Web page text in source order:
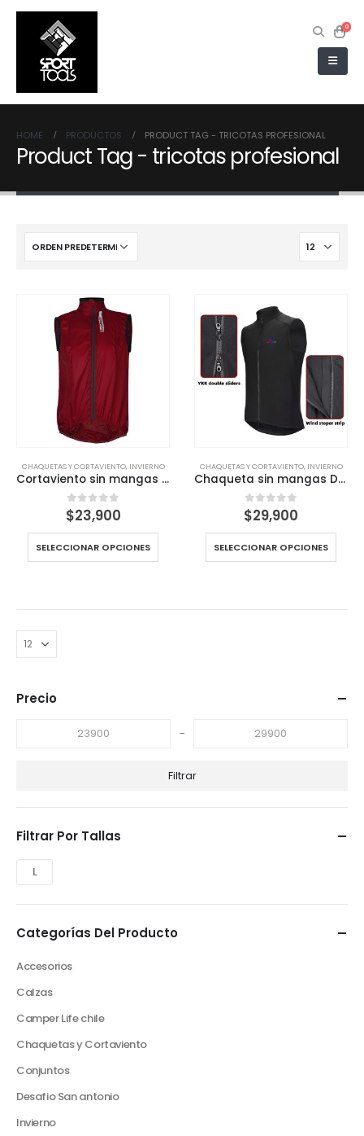
0
HOME PRODUCTOS PRODUCT TAG - TRICOTAS PROFESIONAL
Product Tag - tricotas profesional
CHAQUETAS Y CORTAVIENTO, INVIERNO
Cortaviento sin mangas rojo Darevie ultra liviano
0 out of 5
$23,900
SELECCIONAR OPCIONES
CHAQUETAS Y CORTAVIENTO, INVIERNO
Chaqueta sin mangas Darevie Black Dvj194 ciclismo bolsillo con cierre reflectante
0 out of 5
$29,900
SELECCIONAR OPCIONES
Precio
-
Filtrar
Filtrar Por Tallas
L
Categorías Del Producto
Accesorios
Calzas
Camper Life chile
Chaquetas y Cortaviento
Conjuntos
Desafio San antonio
Invierno